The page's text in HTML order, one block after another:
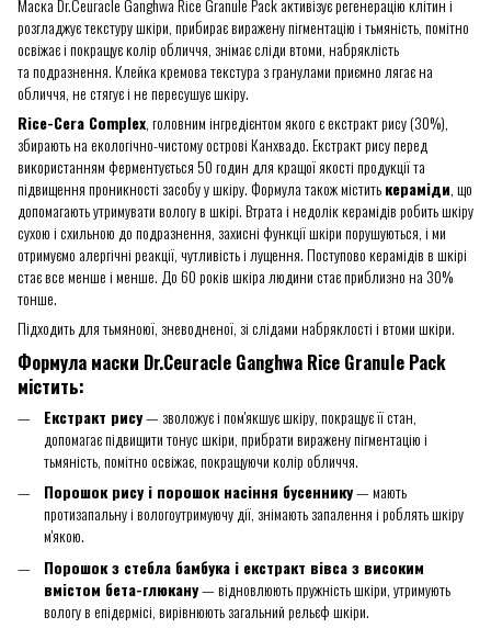
Маска Dr.Ceuracle Ganghwa Rice Granule Pack активізує регенерацію клітин і
розгладжує текстуру шкіри, прибирає виражену пігментацію і тьмяність, помітно
освіжає і покращує колір обличчя, знімає сліди втоми, набряклість
та подразнення. Клейка кремова текстура з гранулами приємно лягає на
обличчя, не стягує і не пересушує шкіру.
Rice-Cera Complex, головним інгредієнтом якого є екстракт рису (30%),
збирають на екологічно-чистому острові Канхвадо. Екстракт рису перед
використанням ферментується 50 годин для кращої якості продукції та
підвищення проникності засобу у шкіру. Формула також міститькераміди, що
допомагають утримувати вологу в шкірі. Втрата і недолік керамідів робить шкіру
сухою і схильною до подразнення, захисні функції шкіри порушуються, і ми
отримуємо алергічні реакції, чутливість і лущення. Поступово керамідів в шкірі
стає все менше і менше. До 60 років шкіра людини стає приблизно на 30%
тонше.
Підходить для тьмяноюї, зневодненої, зі слідами набряклості і втоми шкіри.
Формула маски Dr.Ceuracle Ganghwa Rice Granule Pack
містить:
Екстракт рису— зволожує і пом'якшує шкіру, покращує її стан,
допомагає підвищити тонус шкіри, прибрати виражену пігментацію і
тьмяність, помітно освіжає, покращуючи колір обличчя.
Порошок рису і порошок насіння бусеннику— мають
протизапальну і вологоутримуючу дії, знімають запалення і роблять шкіру
м'якою.
Порошок з стебла бамбука і екстракт вівса з високим
вмістом бета-глюкану— відновлюють пружність шкіри, утримують
вологу в епідермісі, вирівнюють загальний рельєф шкіри.